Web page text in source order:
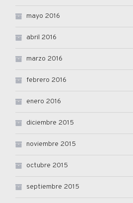
mayo 2016
abril 2016
marzo 2016
febrero 2016
enero 2016
diciembre 2015
noviembre 2015
octubre 2015
septiembre 2015